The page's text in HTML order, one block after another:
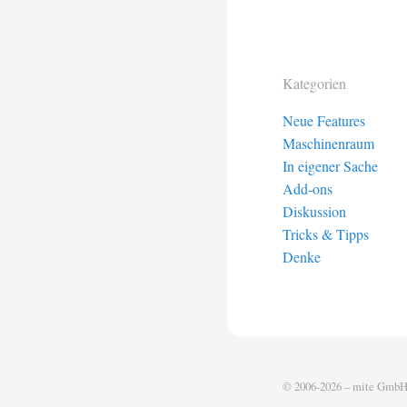
Kategorien
Neue Features
Maschinenraum
In eigener Sache
Add-ons
Diskussion
Tricks & Tipps
Denke
© 2006-2026 – mite GmbH